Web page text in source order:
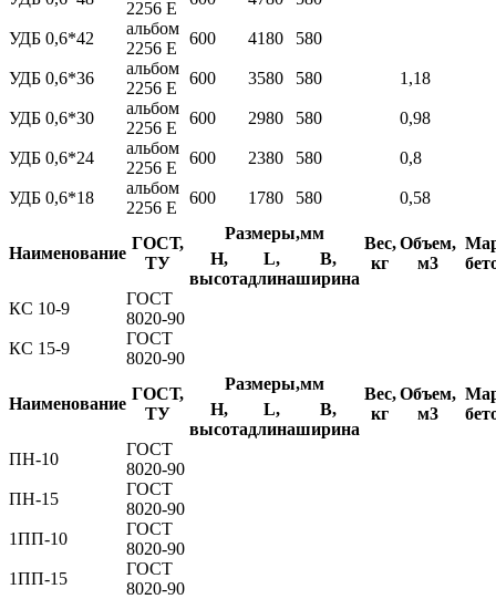
2256 Е
УДБ 0,6*42
альбом
2256 Е
600 4180 580
УДБ 0,6*36
альбом
2256 Е
600 3580 580 1,18
УДБ 0,6*30
альбом
2256 Е
600 2980 580 0,98
УДБ 0,6*24
альбом
2256 Е
600 2380 580 0,8
УДБ 0,6*18
альбом
2256 Е
600 1780 580 0,58
Наименование
ГОСТ,
ТУ
Размеры,мм
Вес,
кг
Объем,
м3
H,
высота
L,
длина
B,
ширина
КС 10-9
ГОСТ
8020-90
КС 15-9
ГОСТ
8020-90
Наименование
ГОСТ,
ТУ
Размеры,мм
Вес,
кг
Объем,
м3
H,
высота
L,
длина
B,
ширина
ПН-10
ГОСТ
8020-90
ПН-15
ГОСТ
8020-90
1ПП-10
ГОСТ
8020-90
1ПП-15
ГОСТ
8020-90